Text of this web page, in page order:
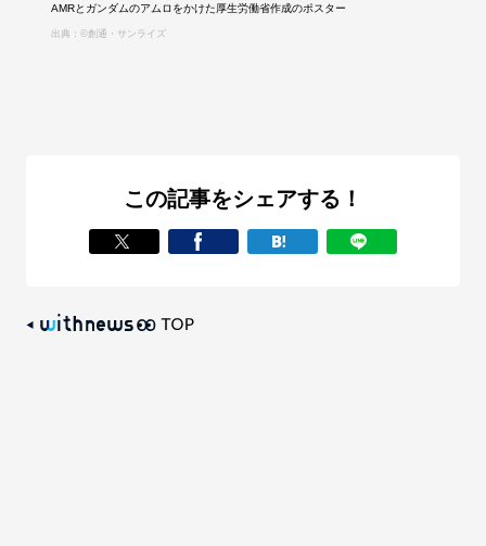
AMRとガンダムのアムロをかけた厚生労働省作成のポスター
出典：©創通・サンライズ
この記事をシェアする！